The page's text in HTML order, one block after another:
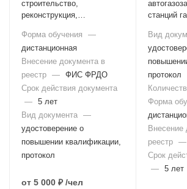
строительство,
реконструкция,
перевооружение и
капитальный ремонт сетей
газораспределения и
газопотребления (Б.7.5)
Форма обучения
—
дистанционная
Внесение документа в
реестр — ФИС ФРДО
Срок действия документа
— 5 лет
Вид документа —
удостоверение о
повышении квалификации,
протокол
от 5 000 ₽ /чел
станций
Вид
протокол
Форма
Внесение
реестр —
Срок
— 5 лет